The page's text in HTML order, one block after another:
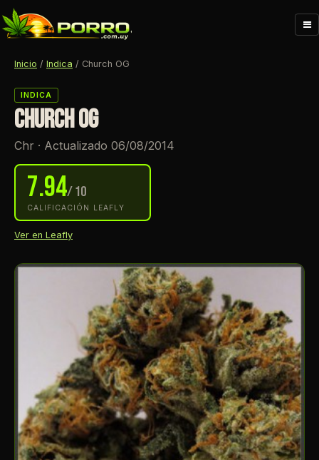
Inicio / Indica / Church OG
INDICA
CHURCH OG
Chr · Actualizado 06/08/2014
7.94/ 10
CALIFICACIÓN LEAFLY
Ver en Leafly